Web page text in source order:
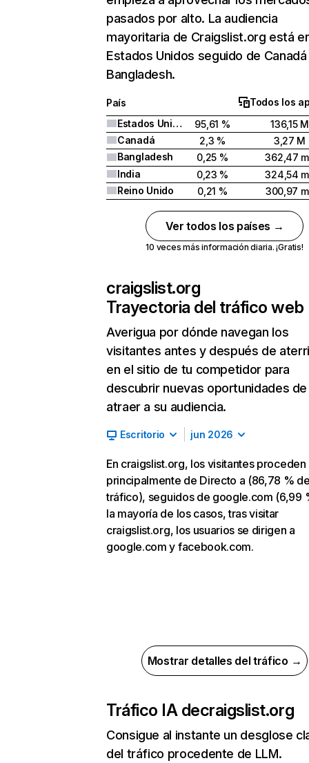
pasados por alto. La audiencia
mayoritaria de Craigslist.org está
Estados Unidos seguido de
Bangladesh.
País
Todos los
Estados Unidos
95,61 %
136,15 M
Canadá
2,3 %
3,27 M
Bangladesh
0,25 %
362,47
India
0,23 %
324,54
Reino Unido
0,21 % 300,97
Ver todos los países →
10 veces más información diaria. ¡Gratis!
craigslist.org
Trayectoria del tráfico web
Averigua por dónde navegan los
visitantes antes y después de
en el sitio de tu competidor para
descubrir nuevas oportunidades de
atraer a su audiencia.
Escritorio jun 2026
En craigslist.org, los visitantes proceden
principalmente de Directo a (86,78 %
tráfico), seguidos de google.com (6,99
la mayoría de los casos, tras visitar
craigslist.org, los usuarios se dirigen a
google.com y facebook.com.
Mostrar detalles del tráfico →
Tráfico IA decraigslist.org
Consigue al instante un desglose
del tráfico procedente de LLM.